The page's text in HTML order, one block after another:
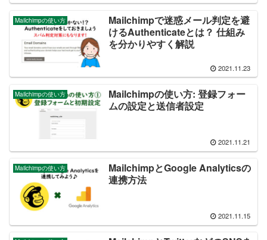
Mailchimpの使い方
Mailchimpで迷惑メール判定を避
けるAuthenticateとは？ 仕組み
を分かりやすく解説
2021.11.23
Mailchimpの使い方
Mailchimpの使い方: 登録フォー
ムの設定と送信者設定
2021.11.21
Mailchimpの使い方
MailchimpとGoogle Analyticsの
連携方法
2021.11.15